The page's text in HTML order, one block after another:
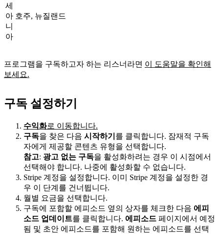
세
아
니
아
호주, 뉴질랜드
프로그램을 구독하고자 하는 리스너라면 이 도움말을 확인해
보세요.
구독 설정하기
수익화로 이동합니다.
구독을 찾은 다음 시작하기 를 클릭합니다. 잠재적 구독
자에게 제공할 콘텐츠 유형을 선택합니다.
참고: 광고 없는 구독을 활성화하려는 경우 이 시점에서
선택해야 합니다. 나중에 활성화할 수 없습니다.
Stripe 계정을 설정합니다. 이미 Stripe 계정을 설정한 경
우 이 단계를 건너뜁니다.
월별 요금을 선택합니다.
구독에 포함할 에피소드 옆의 상자를 체크한 다음 에피
소드 업데이트를 클릭합니다. 에피소드 페이지에서 예정
됨 및 초안 에피소드를 포함해 원하는 에피소드를 선택